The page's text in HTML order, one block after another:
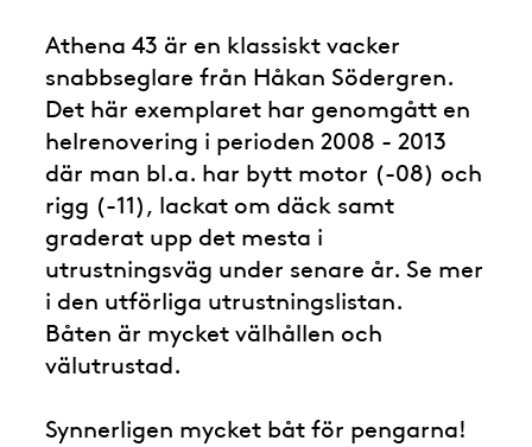
Athena 43 är en klassiskt vacker
snabbseglare från Håkan Södergren.
Det här exemplaret har genomgått en
helrenovering i perioden 2008 - 2013
där man bl.a. har bytt motor (-08) och
rigg (-11), lackat om däck samt
graderat upp det mesta i
utrustningsväg under senare år. Se mer
i den utförliga utrustningslistan.
Båten är mycket välhållen och
välutrustad.
Synnerligen mycket båt för pengarna!